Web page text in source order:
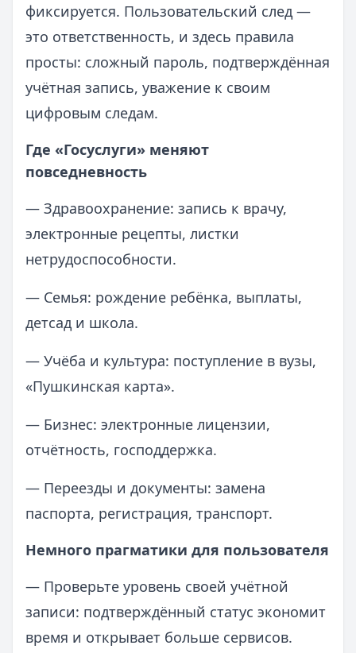
фиксируется. Пользовательский след —
это ответственность, и здесь правила
просты: сложный пароль, подтверждённая
учётная запись, уважение к своим
цифровым следам.
Где «Госуслуги» меняют
повседневность
— Здравоохранение: запись к врачу,
электронные рецепты, листки
нетрудоспособности.
— Семья: рождение ребёнка, выплаты,
детсад и школа.
— Учёба и культура: поступление в вузы,
«Пушкинская карта».
— Бизнес: электронные лицензии,
отчётность, господдержка.
— Переезды и документы: замена
паспорта, регистрация, транспорт.
Немного прагматики для пользователя
— Проверьте уровень своей учётной
записи: подтверждённый статус экономит
время и открывает больше сервисов.